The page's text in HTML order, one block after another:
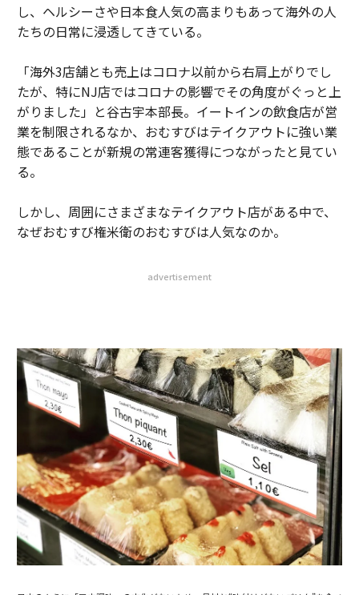
し、ヘルシーさや日本食人気の高まりもあって海外の人
たちの日常に浸透してきている。
「海外3店舗とも売上はコロナ以前から右肩上がりでし
たが、特にNJ店ではコロナの影響でその角度がぐっと上
がりました」と谷古宇本部長。イートインの飲食店が営
業を制限されるなか、おむすびはテイクアウトに強い業
態であることが新規の常連客獲得につながったと見てい
る。
しかし、周囲にさまざまなテイクアウト店がある中で、
なぜおむすび権米衛のおむすびは人気なのか。
advertisement